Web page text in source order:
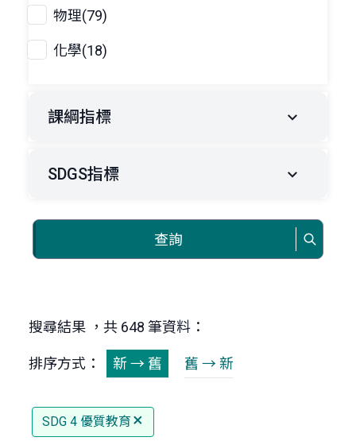
物理(79)
化學(18)
課綱指標
SDGS指標
查詢
搜尋結果 ，共 648 筆資料：
排序方式： 新 → 舊 舊 → 新
SDG 4 優質教育